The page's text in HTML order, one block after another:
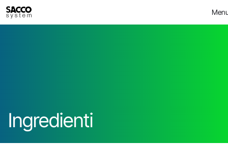
Skip
to
content
FOOD >
Ingredienti